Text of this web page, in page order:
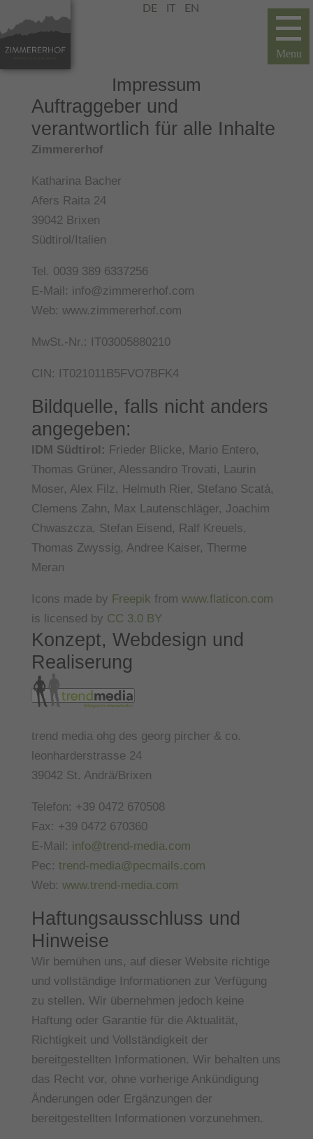
DE IT EN
Impressum
Auftraggeber und
verantwortlich für alle Inhalte
Zimmererhof
Katharina Bacher
Afers Raita 24
39042 Brixen
Südtirol/Italien
Tel. 0039 389 6337256
E-Mail: info@zimmererhof.com
Web: www.zimmererhof.com
MwSt.-Nr.: IT03005880210
CIN: IT021011B5FVO7BFK4
Bildquelle, falls nicht anders
angegeben:
IDM Südtirol: Frieder Blicke, Mario Entero,
Thomas Grüner, Alessandro Trovati, Laurin
Moser, Alex Filz, Helmuth Rier, Stefano Scatá,
Clemens Zahn, Max Lautenschläger, Joachim
Chwaszcza, Stefan Eisend, Ralf Kreuels,
Thomas Zwyssig, Andree Kaiser, Therme
Meran
Icons made by Freepik from www.flaticon.com
is licensed by CC 3.0 BY
Konzept, Webdesign und
Realiserung
trend media ohg des georg pircher & co.
leonharderstrasse 24
39042 St. Andrä/Brixen
Telefon: +39 0472 670508
Fax: +39 0472 670360
E-Mail: info@trend-media.com
Pec: trend-media@pecmails.com
Web: www.trend-media.com
Haftungsausschluss und
Hinweise
Wir bemühen uns, auf dieser Website richtige
und vollständige Informationen zur Verfügung
zu stellen. Wir übernehmen jedoch keine
Haftung oder Garantie für die Aktualität,
Richtigkeit und Vollständigkeit der
bereitgestellten Informationen. Wir behalten uns
das Recht vor, ohne vorherige Ankündigung
Änderungen oder Ergänzungen der
bereitgestellten Informationen vorzunehmen.